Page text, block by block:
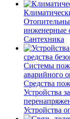
инженерные
Сантехника
средства
Системы
аварийного
Средства
Устройства
Устройства